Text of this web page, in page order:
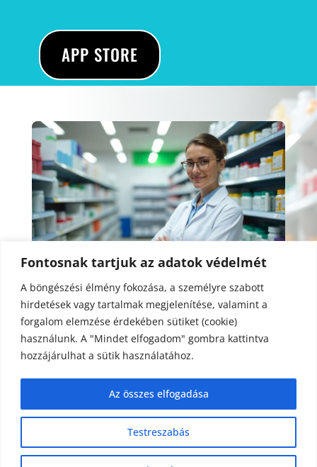
Fontosnak tartjuk az adatok védelmét
A böngészési élmény fokozása, a személyre szabott
hirdetések vagy tartalmak megjelenítése, valamint a
forgalom elemzése érdekében sütiket (cookie)
használunk. A "Mindet elfogadom" gombra kattintva
hozzájárulhat a sütik használatához.
Testreszabás
Az összes elfogadása
APP STORE
Gyógyszertári ügyelet
Az alábbi linken megtekinthető az aktuális
ügyeletes hajdúszoboszlói patika:
ÜGYELETES PATIKÁK